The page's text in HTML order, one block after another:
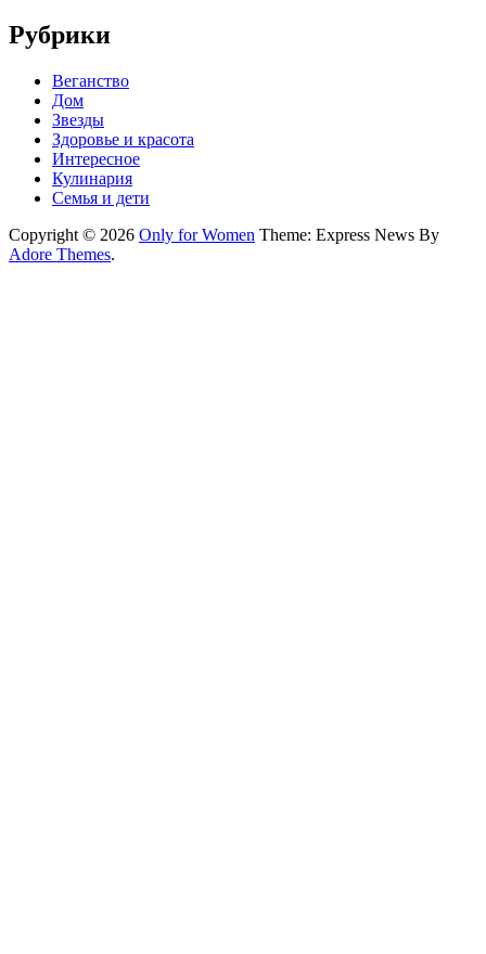
Рубрики
Веганство
Дом
Звезды
Здоровье и красота
Интересное
Кулинария
Семья и дети
Copyright © 2026 Only for Women Theme: Express News By
Adore Themes.